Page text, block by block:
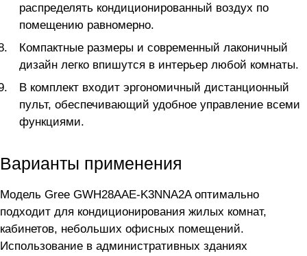
распределять кондиционированный воздух по
помещению равномерно.
Компактные размеры и современный лаконичный
дизайн легко впишутся в интерьер любой комнаты.
В комплект входит эргономичный дистанционный
пульт, обеспечивающий удобное управление всеми
функциями.
Варианты применения
Модель Gree GWH28AAE-K3NNA2A оптимально
подходит для кондиционирования жилых комнат,
кабинетов, небольших офисных помещений.
Использование в административных зданиях